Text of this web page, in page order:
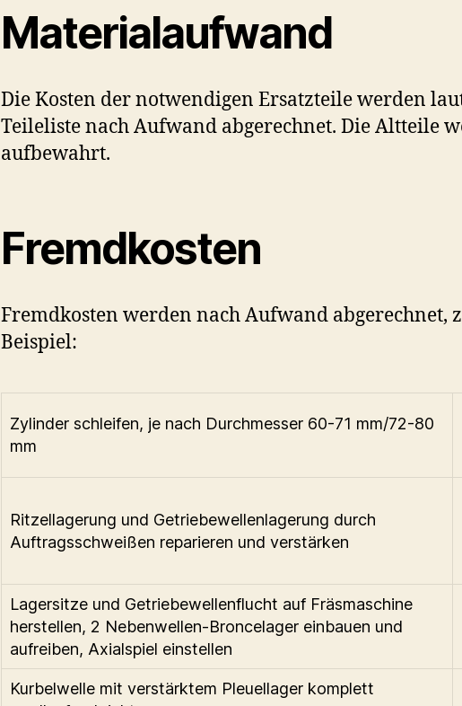
Materialaufwand
Die Kosten der notwendigen Ersatzteile werden
Teileliste nach Aufwand abgerechnet. Die Altteile
aufbewahrt.
Fremdkosten
Fremdkosten werden nach Aufwand abgerechnet,
Beispiel:
Zylinder schleifen, je nach Durchmesser 60-71 mm/72-80
mm
Ritzellagerung und Getriebewellenlagerung durch
Auftragsschweißen reparieren und verstärken
Lagersitze und Getriebewellenflucht auf Fräsmaschine
herstellen, 2 Nebenwellen-Broncelager einbauen und
aufreiben, Axialspiel einstellen
Kurbelwelle mit verstärktem Pleuellager komplett